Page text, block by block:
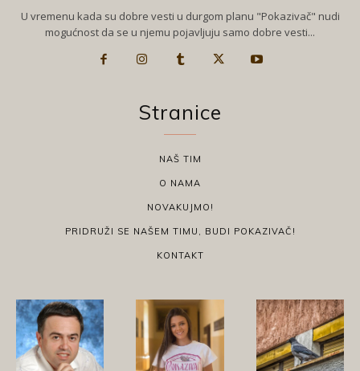
U vremenu kada su dobre vesti u durgom planu "Pokazivač" nudi
mogućnost da se u njemu pojavljuju samo dobre vesti...
Stranice
NAŠ TIM
O NAMA
NOVAKUJMO!
PRIDRUŽI SE NAŠEM TIMU, BUDI POKAZIVAČ!
KONTAKT